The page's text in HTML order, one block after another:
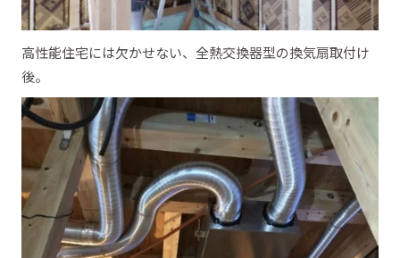
高性能住宅には欠かせない、全熱交換器型の換気扇取付け
後。